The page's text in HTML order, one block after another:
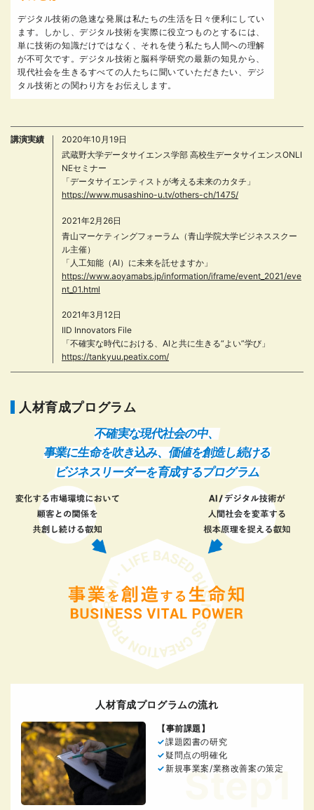
デジタル技術の急速な発展は私たちの生活を日々便利にしてい
ます。しかし、デジタル技術を実際に役立つものとするには、
単に技術の知識だけではなく、それを使う私たち人間への理解
が不可欠です。デジタル技術と脳科学研究の最新の知見から、
現代社会を生きるすべての人たちに聞いていただきたい、デジ
タル技術との関わり方をお伝えします。
講演実績
2020年10月19日
武蔵野大学データサイエンス学部 高校生データサイエンスONLI
NEセミナー
「データサイエンティストが考える未来のカタチ」
https://www.musashino-u.tv/others-ch/1475/
2021年2月26日
青山マーケティングフォーラム（青山学院大学ビジネススクー
ル主催）
「人工知能（AI）に未来を託せますか」
https://www.aoyamabs.jp/information/iframe/event_2021/eve
nt_01.html
2021年3月12日
IID Innovators File
「不確実な時代における、AIと共に生きる“よい”学び」
https://tankyuu.peatix.com/
人材育成プログラム
不確実な現代社会の中、
事業に生命を吹き込み、価値を創造し続ける
ビジネスリーダーを育成するプログラム
人材育成プログラムの流れ
Step1
【事前課題】
課題図書の研究
疑問点の明確化
新規事業案/業務改善案の策定